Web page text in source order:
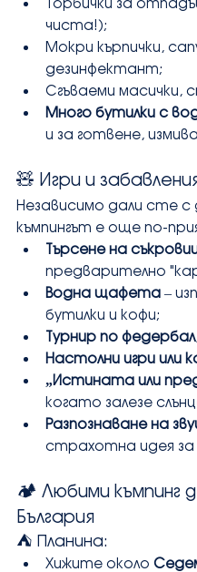
чиста!);
Мокри кърпички,
дезинфектант;
Сгъваеми масички,
Много бутилки с
и за готвене,
🧸 Игри и
Независимо дали сте с
къмпингът е още по-
Търсене на
предварително
Водна щафета –
бутилки и кофи;
Турнир по
Настолни игри или
„Истината или
когато залезе
Разпознаване на
страхотна идея за
🏕️ Любими къмпинг
България
⛺ Планина:
Хижите около